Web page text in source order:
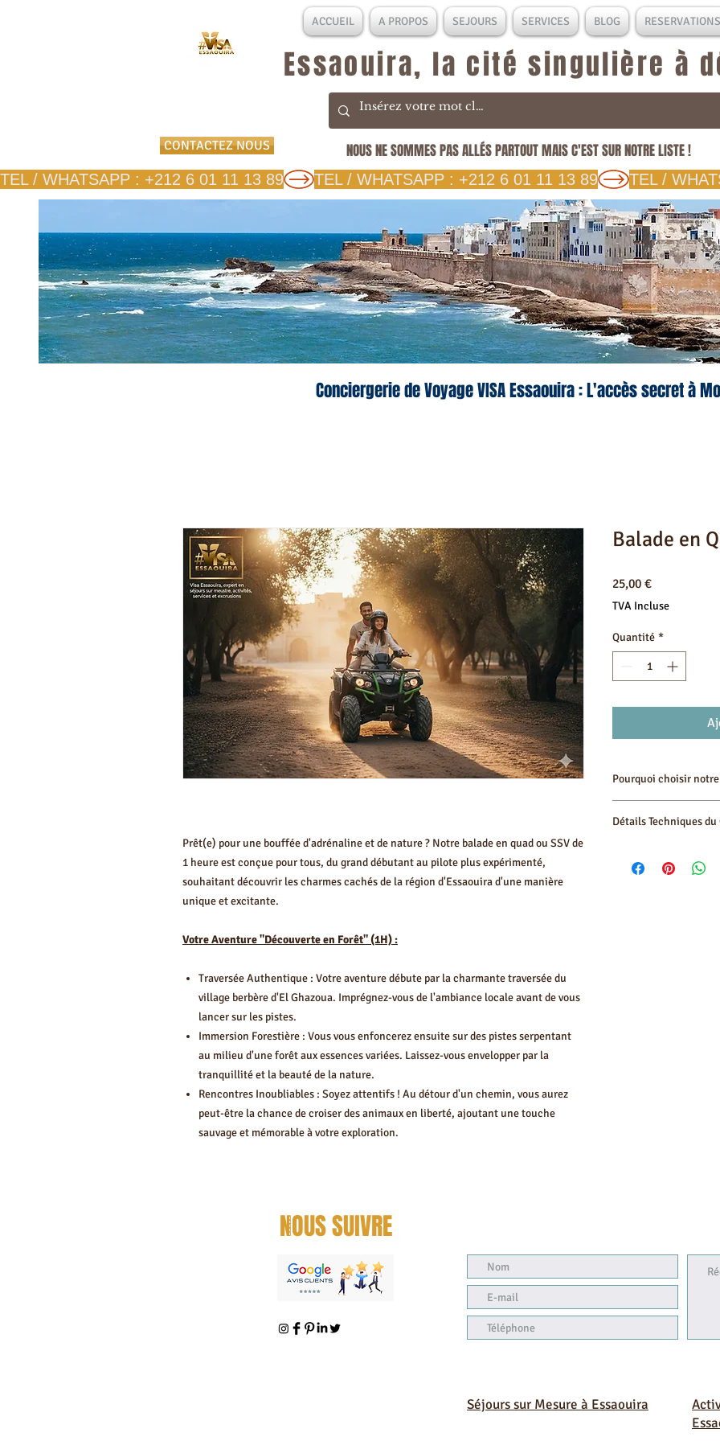
ACCUEIL A PROPOS SEJOURS SERVICES BLOG RESERVATIONS
Essaouira, la cité singulière à
CONTACTEZ NOUS NOUS NE SOMMES PAS ALLÉS PARTOUT MAIS C'EST SUR NOTRE LISTE !
TEL / WHATSAPP : +212 6 01 11 13 89
Conciergerie de Voyage VISA Essaouira : L'accès secret à
Prêt(e) pour une bouffée d'adrénaline et de nature ? Notre balade en quad ou SSV de
1 heure est conçue pour tous, du grand débutant au pilote plus expérimenté,
souhaitant découvrir les charmes cachés de la région d'Essaouira d'une manière
unique et excitante.
Votre Aventure "Découverte en Forêt" (1H) :
Traversée Authentique : Votre aventure débute par la charmante traversée du
village berbère d'El Ghazoua. Imprégnez-vous de l'ambiance locale avant de vous
lancer sur les pistes.
Immersion Forestière : Vous vous enfoncerez ensuite sur des pistes serpentant
au milieu d'une forêt aux essences variées. Laissez-vous envelopper par la
tranquillité et la beauté de la nature.
Rencontres Inoubliables : Soyez attentifs ! Au détour d'un chemin, vous aurez
peut-être la chance de croiser des animaux en liberté, ajoutant une touche
sauvage et mémorable à votre exploration.
Balade en
25,00 €Prix
TVA Incluse
Quantité *
Pourquoi choisir notre
monté sur un quad
plaisir et sécurité.
Encadrement
Détails Techniques
sécurité et prise
NOUS SUIVRE
Séjours sur Mesure à Essaouira